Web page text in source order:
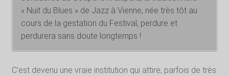
« Nuit du Blues » de Jazz à Vienne, née très tôt au
cours de la gestation du Festival, perdure et
perdurera sans doute longtemps !
C’est devenu une vraie institution qui attire, parfois de très